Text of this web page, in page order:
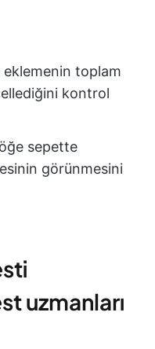
toplam
kontrol
sepette
görünmesini
uzmanları